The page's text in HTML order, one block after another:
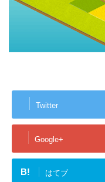
Twitter
Google+
B! はてブ